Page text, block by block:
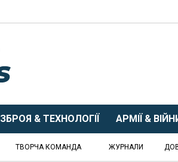
ЗБРОЯ & ТЕХНОЛОГІЇ АРМІЇ &
ТВОРЧА КОМАНДА ЖУРНАЛИ